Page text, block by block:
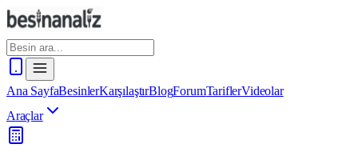
Ana SayfaBesinlerKarşılaştırBlogForumTariflerVideolar
Araçlar